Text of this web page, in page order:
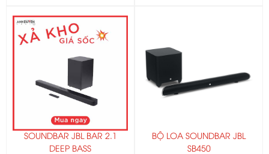
SOUNDBAR JBL BAR 2.1
DEEP BASS
BỘ LOA SOUNDBAR JBL
SB450